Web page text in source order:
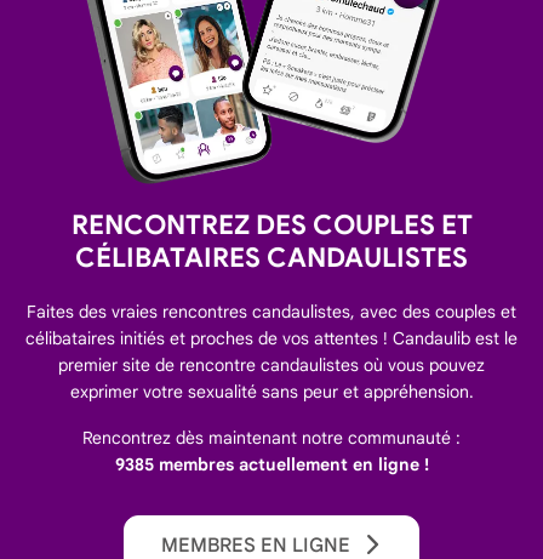
RENCONTREZ DES COUPLES ET
CÉLIBATAIRES CANDAULISTES
Faites des vraies rencontres candaulistes, avec des couples et
célibataires initiés et proches de vos attentes ! Candaulib est le
premier site de rencontre candaulistes où vous pouvez
exprimer votre sexualité sans peur et appréhension.
Rencontrez dès maintenant notre communauté :
9385 membres actuellement en ligne !
MEMBRES EN LIGNE